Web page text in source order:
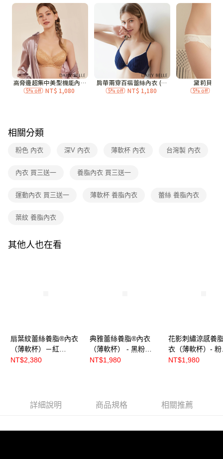
7-11付款取貨
每筆NT$70，滿NT$3,000(含以上)免運費
付款後7-11取貨
每筆NT$70，滿NT$3,000(含以上)免運費
宅配
每筆NT$120，滿NT$3,000(含以上)免運費
海外
相關分類
粉色 內衣 深V 內衣 薄軟杯 內衣 台灣製 內衣
內衣 買三送一 養脂內衣 買三送一
運動內衣 買三送一 薄軟杯 養脂內衣 蕾絲 養脂內衣
葉紋 養脂內衣
其他人也在看
扇葉紋蕾絲養脂®內衣
（薄軟杯）－紅
【R8636】
NT$2,380
典雅蕾絲養脂®內衣
（薄軟杯） - 黑粉
【R8611】
NT$1,980
花影刺繡涼感養
衣（薄軟杯）- 粉
【R8625】
NT$1,980
詳細說明 商品規格 相關推薦